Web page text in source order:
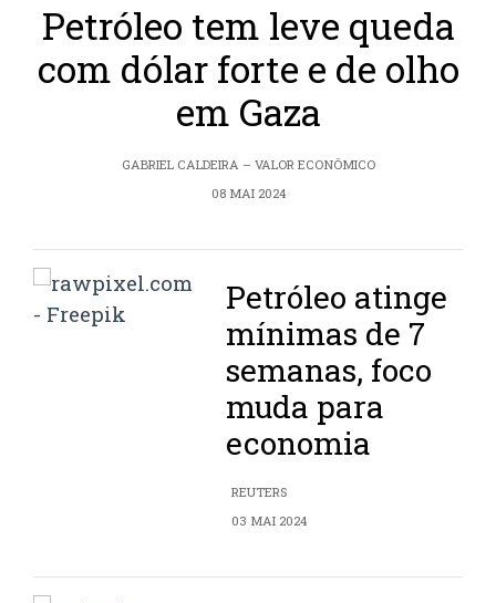
Petróleo tem leve queda
com dólar forte e de olho
em Gaza
GABRIEL CALDEIRA – VALOR ECONÔMICO
08 MAI 2024
Petróleo atinge
mínimas de 7
semanas, foco
muda para
economia
REUTERS
03 MAI 2024